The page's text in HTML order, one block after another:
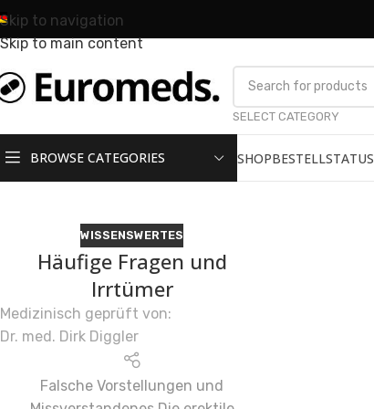
Skip to navigation
Skip to main content
SELECT CATEGORY
BROWSE CATEGORIES SHOPBESTELLSTATUS
WISSENSWERTES
Häufige Fragen und
Irrtümer
Medizinisch geprüft von:
Dr. med. Dirk Diggler
Falsche Vorstellungen und